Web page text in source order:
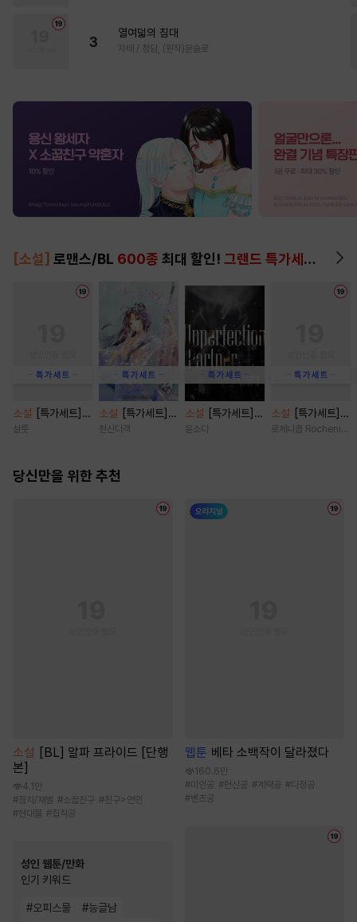
3
열여덟의 침대
자태 / 청담, (원작)문슬로
[소설] 로맨스/BL 600종 최대 할인! 그랜드 특가세트
소설
[특가세트]
제한지구 [단행본]
살룻
소설
[특가세트]
잠성 [단행본]
천산다객
소설
[특가세트]
불건전한 연애 [단
윤소다
소설
[특가세트]
금단 위에 순정
로체니콥 Rocheni-
당신만을 위한 추천
소설 [BL] 알파 프라이드 [단행
본]
4.1만
#정치/재벌 #소꿉친구 #친구>연인
#현대물 #집착공
성인 웹툰/만화
인기 키워드
#오피스물 #능글남
웹툰 베타 소백작이 달라졌다
160.6만
#미인공 #헌신공 #계략공 #다정공
#벤츠공